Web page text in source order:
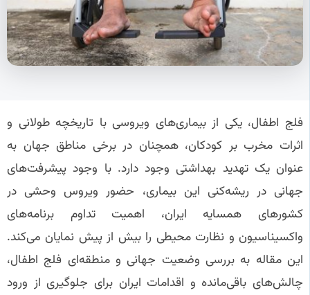
فلج اطفال، یکی از بیماری‌های ویروسی با تاریخچه طولانی و
اثرات مخرب بر کودکان، همچنان در برخی مناطق جهان به
عنوان یک تهدید بهداشتی وجود دارد. با وجود پیشرفت‌های
جهانی در ریشه‌کنی این بیماری، حضور ویروس وحشی در
کشورهای همسایه ایران، اهمیت تداوم برنامه‌های
واکسیناسیون و نظارت محیطی را بیش از پیش نمایان می‌کند.
این مقاله به بررسی وضعیت جهانی و منطقه‌ای فلج اطفال،
چالش‌های باقی‌مانده و اقدامات ایران برای جلوگیری از ورود